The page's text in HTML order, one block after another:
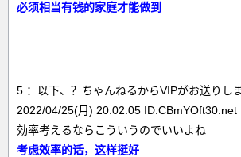
必须相当有钱的家庭才能做到
5 ：以下、？ちゃんねるからVIPがお送りしま
2022/04/25(月) 20:02:05 ID:CBmYOft30.net
効率考えるならこういうのでいいよね
考虑效率的话，这样挺好